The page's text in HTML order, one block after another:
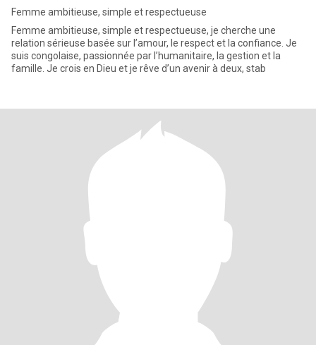
Femme ambitieuse, simple et respectueuse
Femme ambitieuse, simple et respectueuse, je cherche une
relation sérieuse basée sur l’amour, le respect et la confiance. Je
suis congolaise, passionnée par l’humanitaire, la gestion et la
famille. Je crois en Dieu et je rêve d’un avenir à deux, stab